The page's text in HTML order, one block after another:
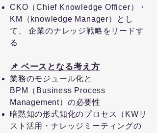
CKO（Chief Knowledge Officer）・
KM（knowledge Manager）
とし
て、
企業のナレッジ戦略をリードす
る
📌 ベースとなる考え方
業務のモジュール化と
BPM（Business Process
Management）の必要性
暗黙知の形式知化のプロセス（KWリ
スト活用・ナレッジミーティングの